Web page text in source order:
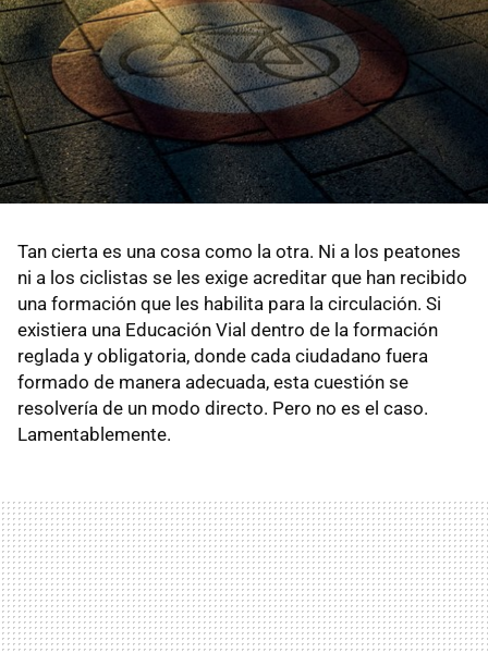
Tan cierta es una cosa como la otra. Ni a los peatones
ni a los ciclistas se les exige acreditar que han recibido
una formación que les habilita para la circulación. Si
existiera una Educación Vial dentro de la formación
reglada y obligatoria, donde cada ciudadano fuera
formado de manera adecuada, esta cuestión se
resolvería de un modo directo. Pero no es el caso.
Lamentablemente.